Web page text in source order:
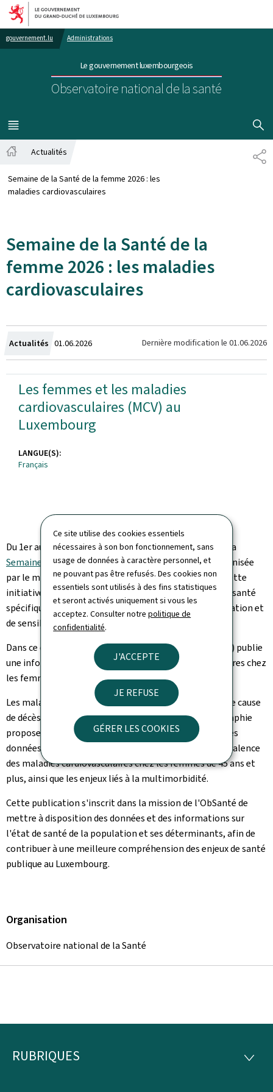
Ce site utilise des cookies essentiels
nécessaires à son bon fonctionnement, sans
usage de données à caractère personnel, et
ne pouvant pas être refusés. Des cookies non
essentiels sont utilisés à des fins statistiques
et seront activés uniquement si vous les
acceptez. Consulter notrepolitique de
confidentialité.
J'ACCEPTE
JE REFUSE
GÉRER LES COOKIES
Aller au menu principal
Aller au contenu
gouvernement.lu Administrations
Le gouvernement luxembourgeois
Observatoire national de la santé
MENU
PRINCIPAL
Actualités
Semaine de la Santé de la femme 2026 : les
maladies cardiovasculaires
Semaine de la Santé de la
femme 2026 : les maladies
cardiovasculaires
Actualités Crée
le
01.06.2026 Dernière modification le 01.06.2026
Les
femmes
et
les
cardiovasculaires
(MCV)
au
Luxembourg
Les femmes et les maladies
cardiovasculaires (MCV) au
Luxembourg
LANGUE(S):
Français
Du 1er au 7 juin 2026 se déroule la première édition de la
Semaine de la santé de la femme au Luxembourg, organisée
par le ministère de la Santé et de la Sécurité sociale. Cette
initiative vise à mettre en lumière différents enjeux de santé
spécifiques aux femmes à travers des actions d'information et
de sensibilisation.
Dans ce contexte, l'Observatoire de la Santé (ObSanté) publie
une infographie consacrée aux maladies cardiovasculaires chez
les femmes au Luxembourg.
Les maladies cardiovasculaires constituent la deuxième cause
de décès dans la population féminine du pays. L'infographie
propose un aperçu de cette problématique à travers des
données sur la mortalité, les facteurs de risque, la prévalence
des maladies cardiovasculaires chez les femmes de 45 ans et
plus, ainsi que les enjeux liés à la multimorbidité.
Cette publication s'inscrit dans la mission de l'ObSanté de
mettre à disposition des données et des informations sur
l'état de santé de la population et ses déterminants, afin de
contribuer à une meilleure compréhension des enjeux de santé
publique au Luxembourg.
Organisation
Observatoire national de la Santé
Pied
RUBRIQUES